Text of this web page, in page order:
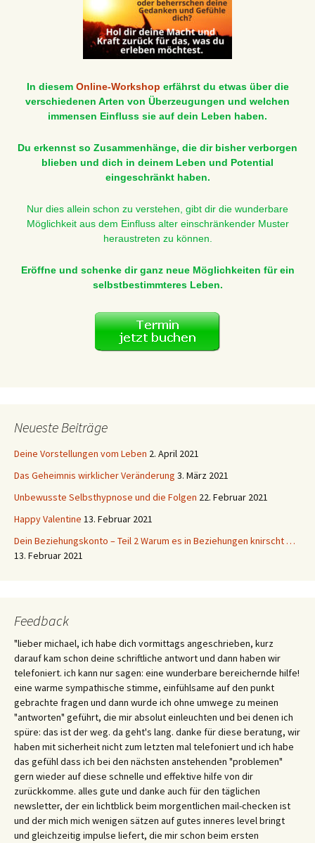
In diesem Online-Workshop erfährst du etwas über die
verschiedenen Arten von Überzeugungen und welchen
immensen Einfluss sie auf dein Leben haben.
Du erkennst so Zusammenhänge, die dir bisher verborgen
blieben und dich in deinem Leben und Potential
eingeschränkt haben.
Nur dies allein schon zu verstehen, gibt dir die wunderbare
Möglichkeit aus dem Einfluss alter einschränkender Muster
heraustreten zu können.
Eröffne und schenke dir ganz neue Möglichkeiten für ein
selbstbestimmteres Leben.
Neueste Beiträge
Deine Vorstellungen vom Leben 2. April 2021
Das Geheimnis wirklicher Veränderung 3. März 2021
Unbewusste Selbsthypnose und die Folgen 22. Februar 2021
Happy Valentine 13. Februar 2021
Dein Beziehungskonto – Teil 2 Warum es in Beziehungen knirscht …
13. Februar 2021
Feedback
"lieber michael, ich habe dich vormittags angeschrieben, kurz
darauf kam schon deine schriftliche antwort und dann haben wir
telefoniert. ich kann nur sagen: eine wunderbare bereichernde hilfe!
eine warme sympathische stimme, einfühlsame auf den punkt
gebrachte fragen und dann wurde ich ohne umwege zu meinen
"antworten" geführt, die mir absolut einleuchten und bei denen ich
spüre: das ist der weg. da geht's lang. danke für diese beratung, wir
haben mit sicherheit nicht zum letzten mal telefoniert und ich habe
das gefühl dass ich bei den nächsten anstehenden "problemen"
gern wieder auf diese schnelle und effektive hilfe von dir
zurückkomme. alles gute und danke auch für den täglichen
newsletter, der ein lichtblick beim morgentlichen mail-checken ist
und der mich mich wenigen sätzen auf gutes inneres level bringt
und gleichzeitig impulse liefert, die mir schon beim ersten